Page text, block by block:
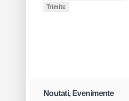
Noutati, Evenimente